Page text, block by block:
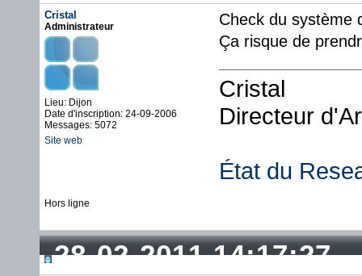
Cristal
Administrateur
Lieu: Dijon
Date d'inscription: 24-09-2006
Messages: 5072
Site web
Check du système
Ça risque de
Cristal
Directeur
État du
Hors ligne
28-02-2011 14:17:27